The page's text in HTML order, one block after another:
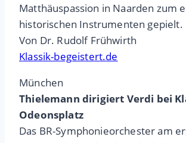
Matthäuspassion in Naarden zum
historischen Instrumenten gepielt.
Von Dr. Rudolf Frühwirth
Klassik-begeistert.de
München
Thielemann dirigiert Verdi bei
Odeonsplatz
Das BR-Symphonieorchester am